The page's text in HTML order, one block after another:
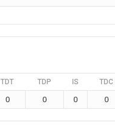
TDT TDP IS TDC
0 0 0 0